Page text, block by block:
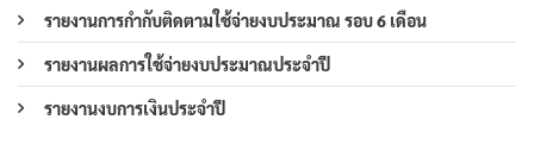
รายงานการกำกับติดตามใช้จ่ายงบประมาณ รอบ 6 เดือน
รายงานผลการใช้จ่ายงบประมาณประจำปี
รายงานงบการเงินประจำปี